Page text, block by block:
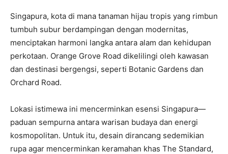
Singapura, kota di mana tanaman hijau tropis yang rimbun
tumbuh subur berdampingan dengan modernitas,
menciptakan harmoni langka antara alam dan kehidupan
perkotaan. Orange Grove Road dikelilingi oleh kawasan
dan destinasi bergengsi, seperti Botanic Gardens dan
Orchard Road.
Lokasi istimewa ini mencerminkan esensi Singapura—
paduan sempurna antara warisan budaya dan energi
kosmopolitan. Untuk itu, desain dirancang sedemikian
rupa agar mencerminkan keramahan khas The Standard,